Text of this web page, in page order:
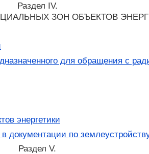
Раздел IV.
ЗОН ОБЪЕКТОВ
для обращения с
энергетики
документации по
Раздел V.